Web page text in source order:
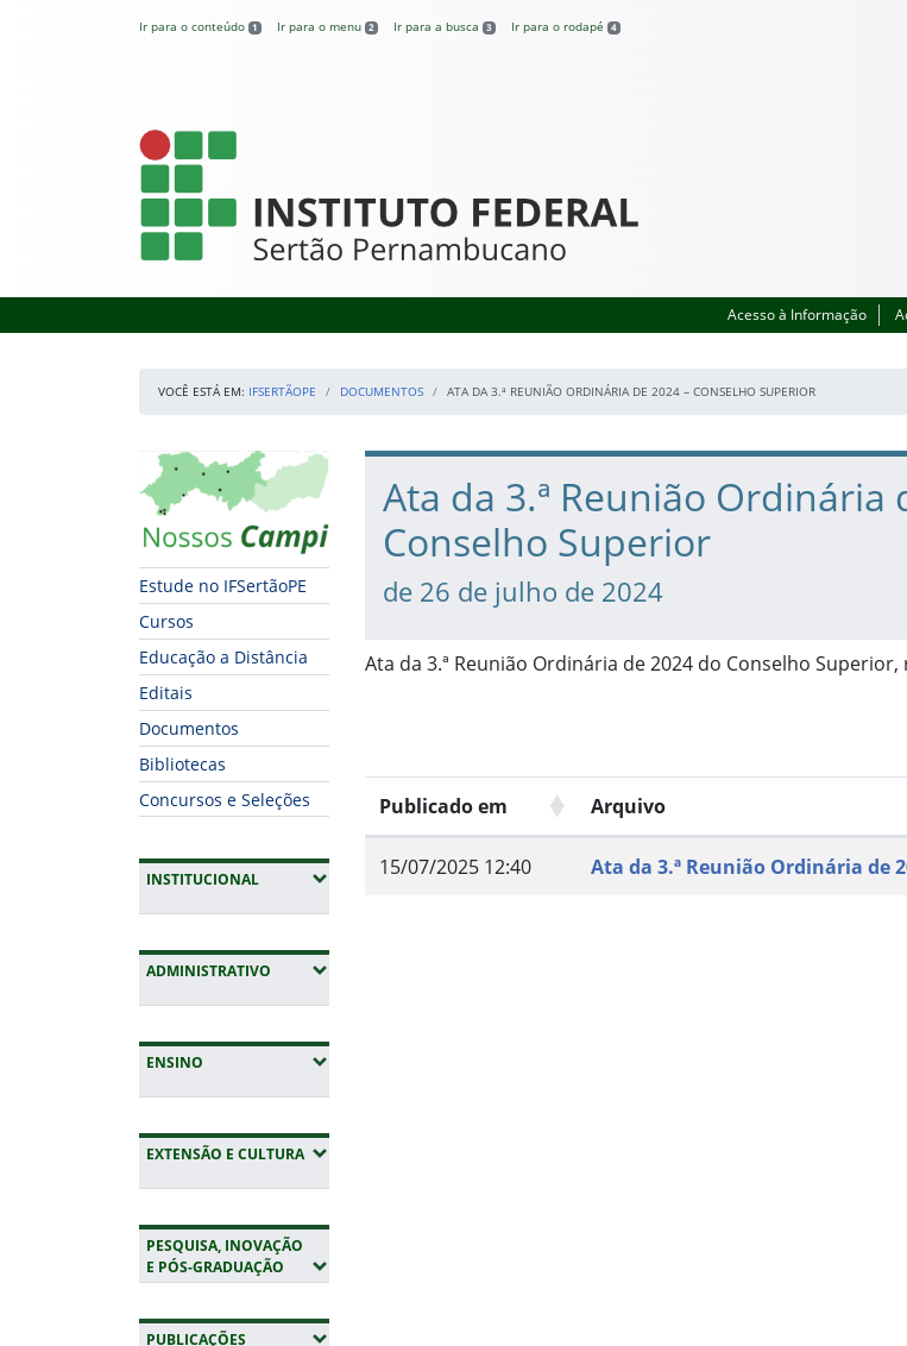
Ir para o conteúdo 1 Ir para o menu 2 Ir para a busca 3 Ir para o rodapé 4
IFSertãoPE
Acesso à Informação
VOCÊ ESTÁ EM: IFSERTÃOPE DOCUMENTOS ATA DA 3.ª REUNIÃO ORDINÁRIA DE 2024 – CONSELHO SUPERIOR
Início da navegação
Mapa Campi
Estude no IFSertãoPE
Cursos
Educação a Distância
Editais
Documentos
Bibliotecas
Concursos e Seleções
INSTITUCIONAL(EXPANDIR SUBMENUS)
ADMINISTRATIVO (EXPANDIR SUBMENUS)
ENSINO (EXPANDIR SUBMENUS)
EXTENSÃO E CULTURA(EXPANDIR SUBMENUS)
PESQUISA, INOVAÇÃO
E PÓS-GRADUAÇÃO (EXPANDIR SUBMENUS)
PUBLICAÇÕES (EXPANDIR SUBMENUS)
Início do conteúdo
Ata da 3.ª Reunião Ordinária
Conselho Superior
de 26 de julho de 2024
Ata da 3.ª Reunião Ordinária de 2024 do Conselho
Publicado em Arquivo
15/07/2025 12:40 Ata da 3.ª Reunião Ordinária de